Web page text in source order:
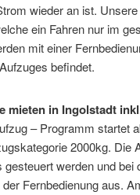
wieder an ist.
ein Fahren nur im
mit einer
befindet.
mieten in Ingolstadt
– Programm startet
2000kg. Die
werden und
Fernbedienung aus.